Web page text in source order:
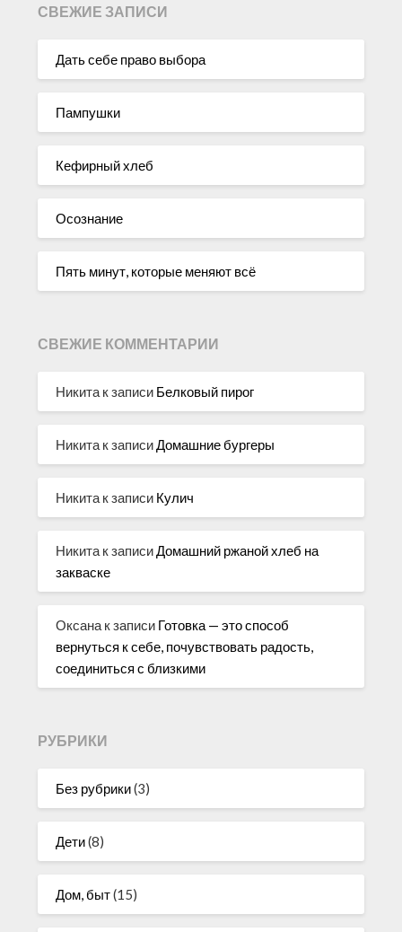
СВЕЖИЕ ЗАПИСИ
Дать себе право выбора
Пампушки
Кефирный хлеб
Осознание
Пять минут, которые меняют всё
СВЕЖИЕ КОММЕНТАРИИ
Никита к записи Белковый пирог
Никита к записиДомашние бургеры
Никита к записи Кулич
Никита к записиДомашний ржаной хлеб на
закваске
Оксана к записи Готовка — это способ
вернуться к себе, почувствовать радость,
соединиться с близкими
РУБРИКИ
Без рубрики(3)
Дети(8)
Дом, быт(15)